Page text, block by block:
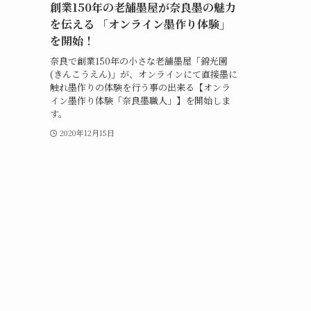
創業150年の老舗墨屋が奈良墨の魅力
を伝える 「オンライン墨作り体験」
を開始！
奈良で創業150年の小さな老舗墨屋「錦光園
(きんこうえん)」が、オンラインにて直接墨に
触れ墨作りの体験を行う事の出来る【オンラ
イン墨作り体験「奈良墨職人」】を開始しま
す。
2020年12月15日